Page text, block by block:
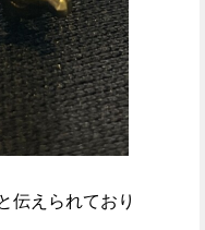
伝えられており